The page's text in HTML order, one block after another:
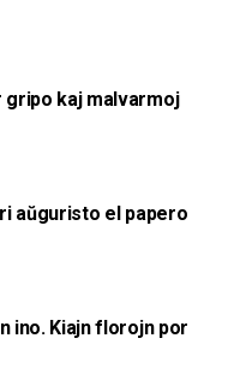
gripo kaj malvarmoj
aŭguristo el papero
ino. Kiajn florojn por